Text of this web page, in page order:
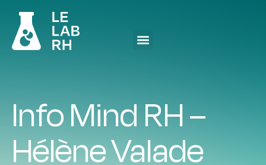
Info Mind RH –
Hélène Valade